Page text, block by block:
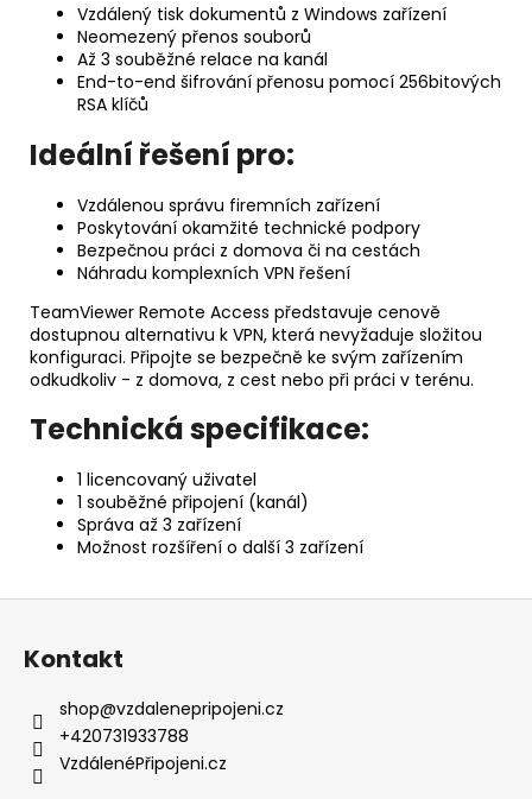
Vzdálený tisk dokumentů z Windows zařízení
Neomezený přenos souborů
Až 3 souběžné relace na kanál
End-to-end šifrování přenosu pomocí 256bitových
RSA klíčů
Ideální řešení pro:
Vzdálenou správu firemních zařízení
Poskytování okamžité technické podpory
Bezpečnou práci z domova či na cestách
Náhradu komplexních VPN řešení
TeamViewer Remote Access představuje cenově
dostupnou alternativu k VPN, která nevyžaduje složitou
konfiguraci. Připojte se bezpečně ke svým zařízením
odkudkoliv - z domova, z cest nebo při práci v terénu.
Technická specifikace:
1 licencovaný uživatel
1 souběžné připojení (kanál)
Správa až 3 zařízení
Možnost rozšíření o další 3 zařízení
Kontakt
shop@vzdalenepripojeni.cz
+420731933788
VzdálenéPřipojeni.cz